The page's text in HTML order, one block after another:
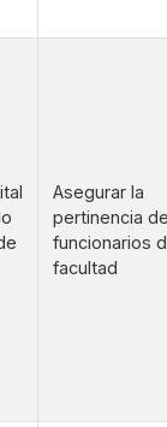
Asegurar la
pertinencia
funcionarios
facultad